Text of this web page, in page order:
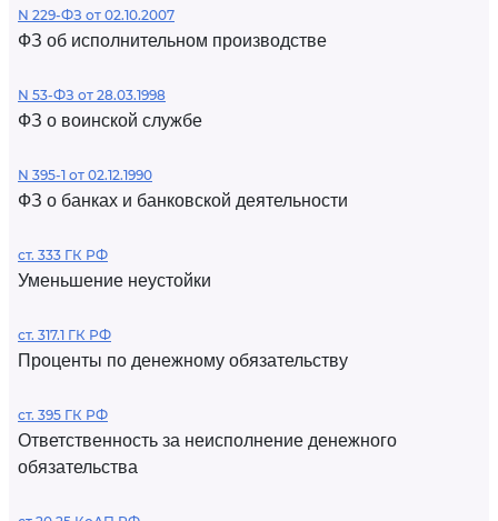
N 229-ФЗ от 02.10.2007
ФЗ об исполнительном производстве
N 53-ФЗ от 28.03.1998
ФЗ о воинской службе
N 395-1 от 02.12.1990
ФЗ о банках и банковской деятельности
ст. 333 ГК РФ
Уменьшение неустойки
ст. 317.1 ГК РФ
Проценты по денежному обязательству
ст. 395 ГК РФ
Ответственность за неисполнение денежного
обязательства